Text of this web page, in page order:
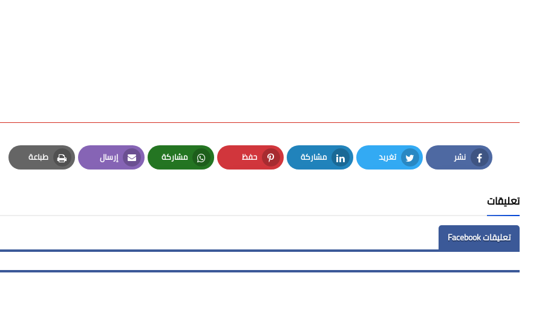
نشر
Facebook
تغريد
Twitter
مشاركة
LinkedIn
حفظ
Pinterest
مشاركة
Whatsapp
إرسال
Email
طباعة
Print
تعليقات
تعليقات Facebook